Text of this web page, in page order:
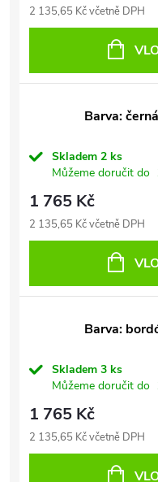
2 135,65 Kč včetně DPH
Barva: černá
Skladem 2 ks
Můžeme doručit do
1 765 Kč
2 135,65 Kč včetně DPH
Barva:
Skladem 3 ks
Můžeme doručit do
1 765 Kč
2 135,65 Kč včetně DPH